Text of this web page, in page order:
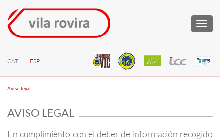
CAT | ESP
Aviso legal
AVISO LEGAL
En cumplimiento con el deber de información recogido